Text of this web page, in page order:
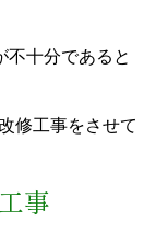
不十分であると
修工事をさせて
事